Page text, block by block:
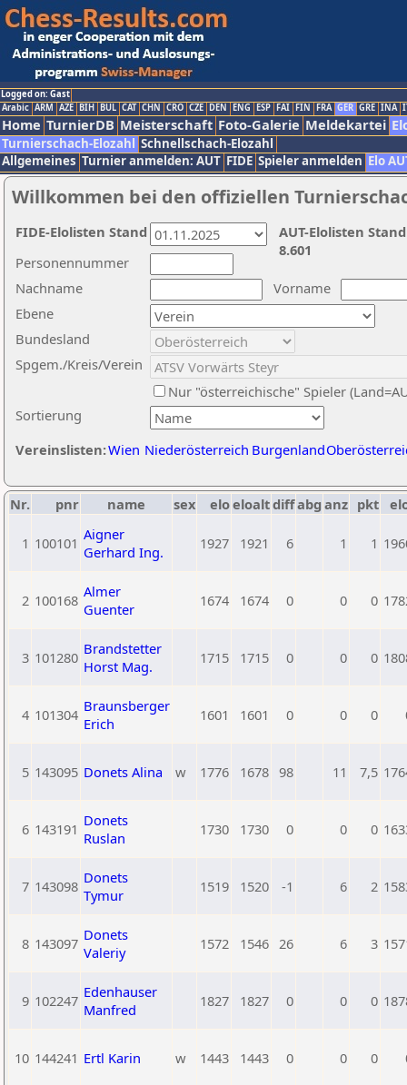
Logged on: Gast
Arabic ARM AZE BIH BUL CAT CHN CRO CZE DEN ENG ESP FAI FIN FRA GER GRE INA
Home TurnierDB Meisterschaft Foto-Galerie Meldekartei
Turnierschach-Elozahl Schnellschach-Elozahl
Allgemeines Turnier anmelden: AUT FIDE Spieler anmelden Elo
Willkommen bei den offiziellen
Nachname
Vorname
Ebene
Sortierung
Personennummer
Bundesland
Spgem./Kreis/Verein
Nur "österreichische" Spieler
Vereinslisten:Wien Niederösterreich Burgenland
AUT-Elolisten
8.601
FIDE-Elolisten Stand
Nr. pnr name sex eloeloaltdiffabg anz pkt
1 100101 Aigner
Gerhard Ing.
1927 1921 6 1 1
2 100168 Almer
Guenter
1674 1674 0 0 0
3 101280 Brandstetter
Horst Mag.
1715 1715 0 0 0
4 101304 Braunsberger
Erich
1601 1601 0 0 0
5 143095 Donets Alina w 1776 1678 98 11 7,5
6 143191 Donets
Ruslan
1730 1730 0 0 0
7 143098 Donets
Tymur
1519 1520 -1 6 2
8 143097 Donets
Valeriy
1572 1546 26 6 3
9 102247 Edenhauser
Manfred
1827 1827 0 0 0
10 144241 Ertl Karin w 1443 1443 0 0 0